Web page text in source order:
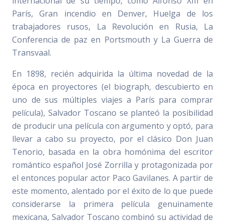
París, Gran incendio en Denver, Huelga de los
trabajadores rusos, La Revolución en Rusia, La
Conferencia de paz en Portsmouth y La Guerra de
Transvaal.
En 1898, recién adquirida la última novedad de la
época en proyectores (el biograph, descubierto en
uno de sus múltiples viajes a París para comprar
película), Salvador Toscano se planteó la posibilidad
de producir una película con argumento y optó, para
llevar a cabo su proyecto, por el clásico Don Juan
Tenorio, basada en la obra homónima del escritor
romántico español José Zorrilla y protagonizada por
el entonces popular actor Paco Gavilanes. A partir de
este momento, alentado por el éxito de lo que puede
considerarse la primera película genuinamente
mexicana, Salvador Toscano combinó su actividad de